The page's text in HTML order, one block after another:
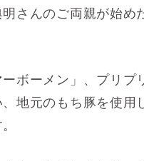
さんのご両親が始め
ボーメン」、プリ
地元のもち豚を使